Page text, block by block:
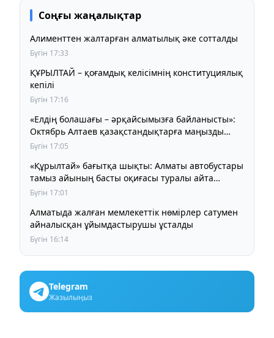
Соңғы жаңалықтар
Алименттен жалтарған алматылық әке сотталды
Бүгін 17:33
ҚҰРЫЛТАЙ – қоғамдық келісімнің конституциялық
кепілі
Бүгін 17:16
«Елдің болашағы – әрқайсымызға байланысты»:
Октябрь Алтаев қазақстандықтарға маңызды
үндеу жасады
Бүгін 17:05
«Құрылтай» бағытқа шықты: Алматы автобустары
тамыз айының басты оқиғасы туралы айта
бастады
Бүгін 17:01
Алматыда жалған мемлекеттік нөмірлер сатумен
айналысқан ұйымдастырушы ұсталды
Бүгін 16:14
Telegram
Жазылыңыз